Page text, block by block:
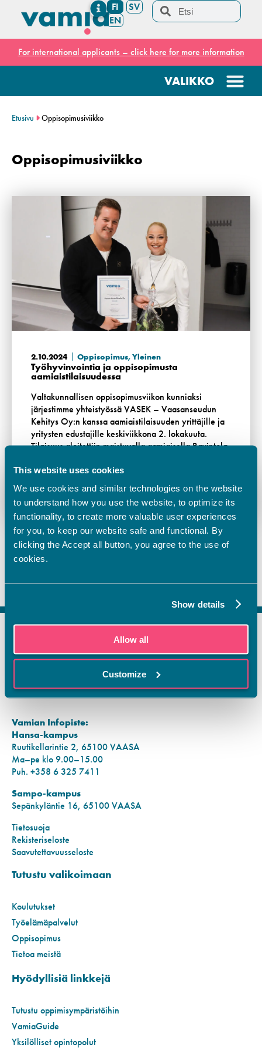
This website uses cookies
We use cookies and similar technologies on the website
to understand how you use the website, to optimize its
functionality, to create more valuable user experiences
for you, to keep our website safe and functional. By
clicking the Accept all button, you agree to the use of
cookies.
Show details
Allow all
Customize
FI
SV
EN
For international applicants – click here for more information
Etusivu Oppisopimusiviikko
Oppisopimusiviikko
2.10.2024 Oppisopimus,Yleinen
Työhyvinvointia ja oppisopimusta
aamiaistilaisuudessa
Valtakunnallisen oppisopimusviikon kunniaksi
järjestimme yhteistyössä VASEK – Vaasanseudun
Kehitys Oy:n kanssa aamiaistilaisuuden yrittäjille ja
yritysten edustajille keskiviikkona 2. lokakuuta.
Tilaisuus aloitettiin maistuvalla aamiaisella Ravintola
Lue lisää
FI
SV
EN
YHTEYSTIEDOT
Vamian Infopiste:
Hansa-kampus
Ruutikellarintie 2, 65100 VAASA
Ma–pe klo 9.00–15.00
Puh. +358 6 325 7411
Sampo-kampus
Sepänkyläntie 16, 65100 VAASA
Tietosuoja
Rekisteriseloste
Saavutettavuusseloste
Tutustu valikoimaan
Koulutukset
Työelämäpalvelut
Oppisopimus
Tietoa meistä
Hyödyllisiä linkkejä
Tutustu oppimisympäristöihin
VamiaGuide
Yksilölliset opintopolut